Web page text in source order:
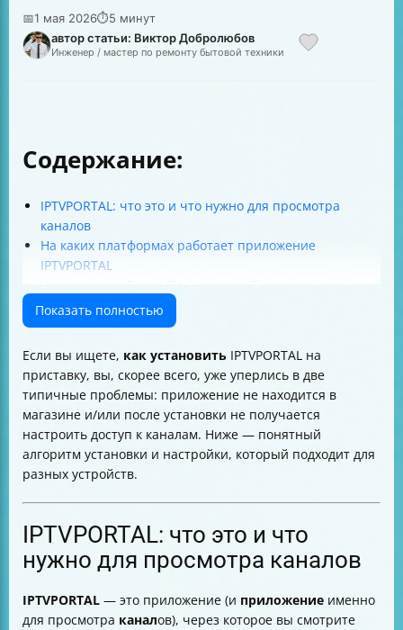
📅1 мая 2026⏱5 минут
автор статьи: Виктор Добролюбов
Инженер / мастер по ремонту бытовой техники
Содержание:
IPTVPORTAL: что это и что нужно для просмотра
каналов
На каких платформах работает приложение
IPTVPORTAL
Установка на Smart TV: LG (WebOS)
Установка на Smart TV с Android TV
поставить вручную
Адрес плейлиста: какой использовать
Первоначальная настройка приложения IPTVPORTAL
(IP TV / портал)
Учетные данные: логин и пароль для входа
Как добавлять и убирать каналы из «Избранное»
Что делать, если вы настраиваете приставку:
проверьте интернет и связь
Что делать после установки: быстрый чек-лист
Почему иногда не находится IPTVPORTAL и что с этим
связано
Показать полностью
Если вы ищете, как установить IPTVPORTAL на
приставку, вы, скорее всего, уже уперлись в две
типичные проблемы: приложение не находится в
магазине и/или после установки не получается
настроить доступ к каналам. Ниже — понятный
алгоритм установки и настройки, который подходит для
разных устройств.
IPTVPORTAL: что это и что
нужно для просмотра каналов
IPTVPORTAL — это приложение (и приложение именно
для просмотра каналов), через которое вы смотрите